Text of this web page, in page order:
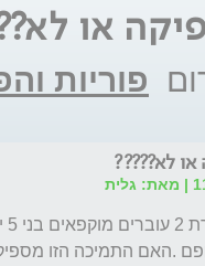
או
פוריות
לא?????